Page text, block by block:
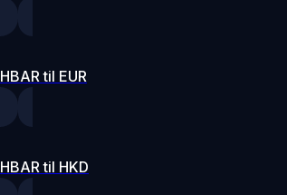
HBAR til EUR
HBAR til HKD